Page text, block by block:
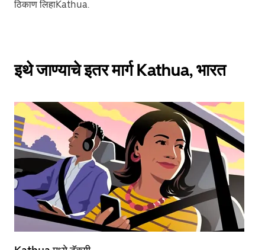
ठिकाण लिहाKathua.
इथे जाण्याचे इतर मार्ग Kathua, भारत